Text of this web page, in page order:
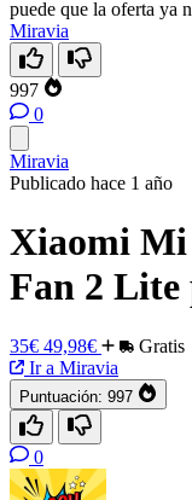
puede que la oferta ya
Miravia
997
0
Miravia
Publicado hace 1 año
Xiaomi
Fan 2 Lite
35€ 49,98€
Gratis
Ir a Miravia
Puntuación: 997
0